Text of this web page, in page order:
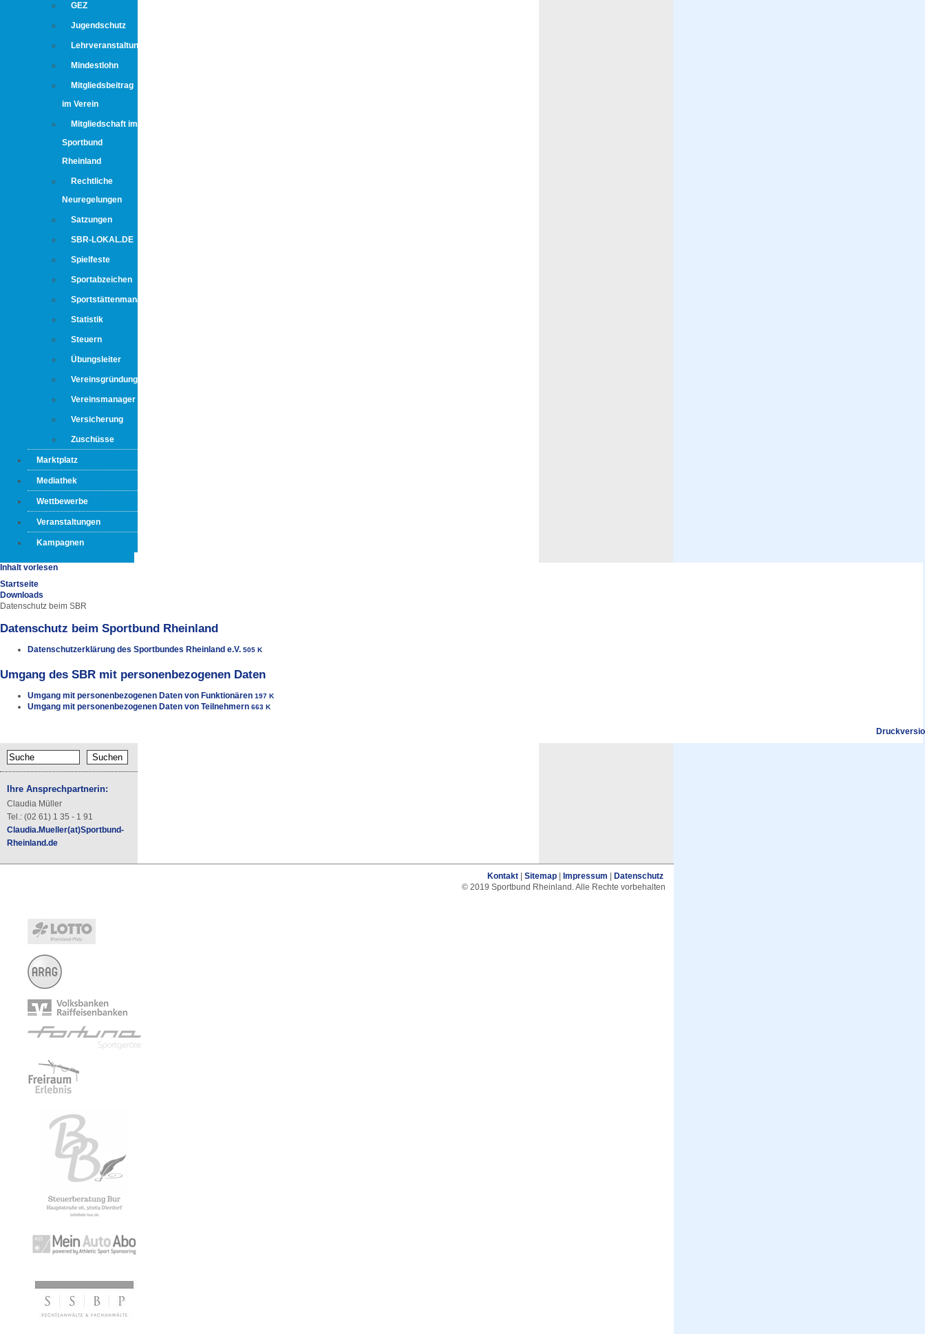
GEZ
Jugendschutz
Lehrveranstaltungen
Mindestlohn
Mitgliedsbeitrag
im Verein
Mitgliedschaft im
Sportbund
Rheinland
Rechtliche
Neuregelungen
Satzungen
SBR-LOKAL.DE
Spielfeste
Sportabzeichen
Sportstättenmanagement
Statistik
Steuern
Übungsleiter
Vereinsgründung
Vereinsmanager
Versicherung
Zuschüsse
Marktplatz
Mediathek
Wettbewerbe
Veranstaltungen
Kampagnen
Inhalt vorlesen
Startseite
Downloads
Datenschutz beim SBR
Datenschutz beim Sportbund Rheinland
Datenschutzerklärung des Sportbundes Rheinland e.V. 505 K
Umgang des SBR mit personenbezogenen Daten
Umgang mit personenbezogenen Daten von Funktionären 197 K
Umgang mit personenbezogenen Daten von Teilnehmern 663 K
Ihre Ansprechpartnerin:
Claudia Müller
Tel.: (02 61) 1 35 - 1 91
Claudia.Mueller(at)Sportbund-
Rheinland.de
Kontakt Sitemap Impressum
Datenschutz
© 2019 Sportbund Rheinland. Alle Rechte vorbehalten